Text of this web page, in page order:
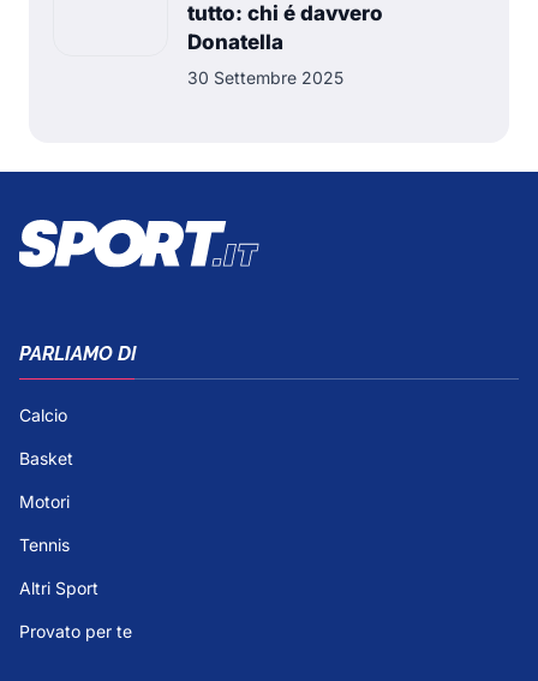
tutto: chi é davvero
Donatella
30 Settembre 2025
PARLIAMO DI
Calcio
Basket
Motori
Tennis
Altri Sport
Provato per te